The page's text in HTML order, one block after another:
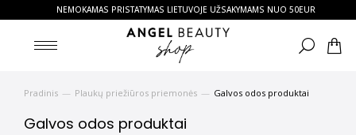
NEMOKAMAS PRISTATYMAS LIETUVOJE UŽSAKYMAMS NUO 50EUR
You are here:
Pradinis Plaukų priežiūros priemonės Galvos odos produktai
Galvos odos produktai